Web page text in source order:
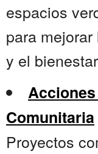
espacios
para
y el
Comunitaria
Proyectos